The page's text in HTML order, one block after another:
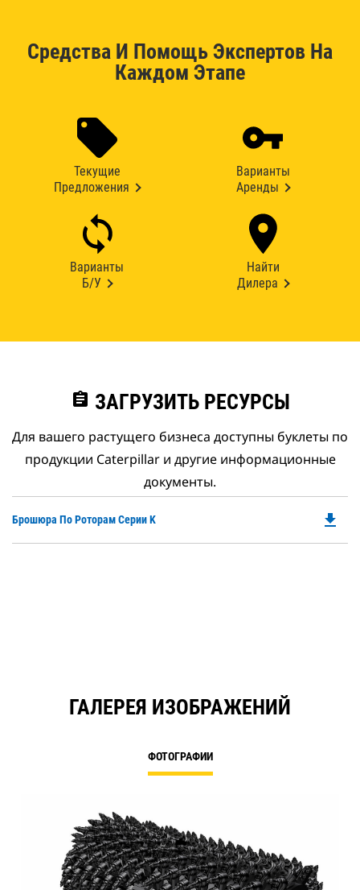
Средства И Помощь Экспертов На
Каждом Этапе
Текущие
Предложения
Варианты
Аренды
Варианты
Б/У
Найти
Дилера
assignment ЗАГРУЗИТЬ РЕСУРСЫ
Для вашего растущего бизнеса доступны буклеты по
продукции Caterpillar и другие информационные
документы.
Брошюра По Роторам Серии K file_download
ГАЛЕРЕЯ ИЗОБРАЖЕНИЙ
ФОТОГРАФИИ